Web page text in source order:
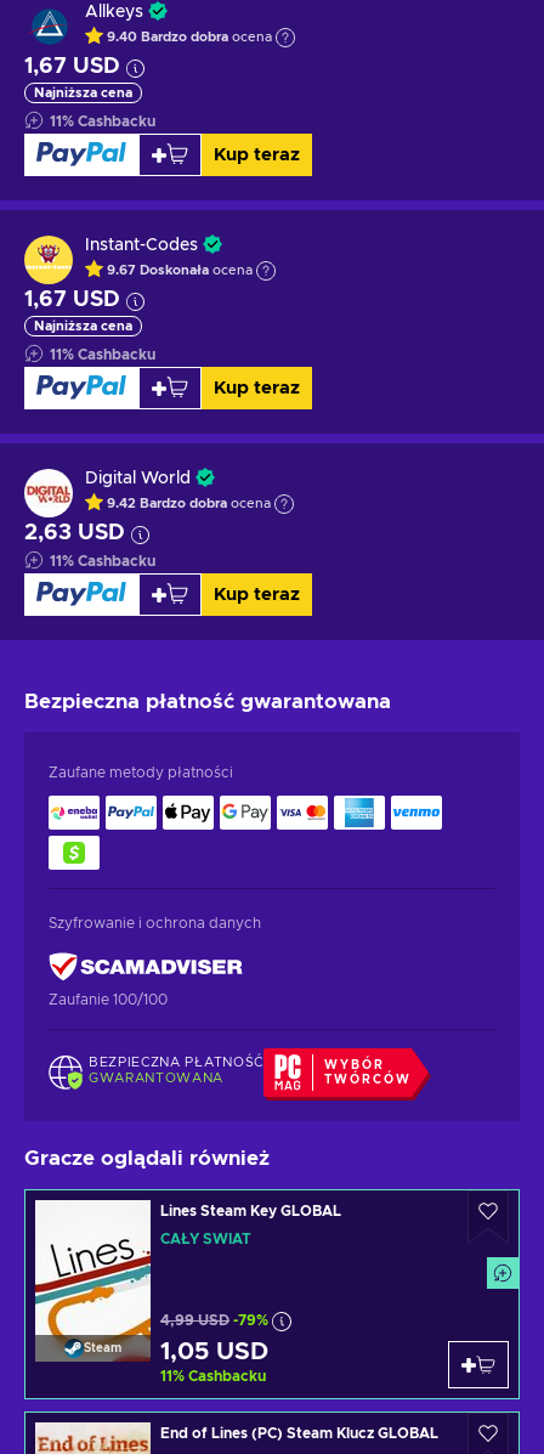
Allkeys
9.40 Bardzo dobra ocena
1,67 USD
Najniższa cena
11% Cashbacku
Kup teraz
Instant-Codes
9.67 Doskonała ocena
1,67 USD
Najniższa cena
11% Cashbacku
Kup teraz
Digital World
9.42 Bardzo dobra ocena
2,63 USD
11% Cashbacku
Kup teraz
Bezpieczna płatność gwarantowana
Zaufane metody płatności
Szyfrowanie i ochrona danych
Zaufanie 100/100
BEZPIECZNA PŁATNOŚĆ
GWARANTOWANA
WYBÓR
TWÓRCÓW
Gracze oglądali również
Steam
Lines Steam Key GLOBAL
CAŁY ŚWIAT
4,99 USD -79%
1,05 USD
11% Cashbacku
End of Lines (PC) Steam Klucz GLOBAL